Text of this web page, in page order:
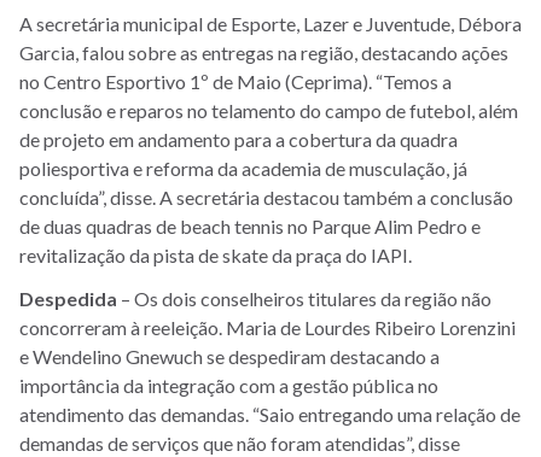
A secretária municipal de Esporte, Lazer e Juventude, Débora
Garcia, falou sobre as entregas na região, destacando ações
no Centro Esportivo 1º de Maio (Ceprima). “Temos a
conclusão e reparos no telamento do campo de futebol, além
de projeto em andamento para a cobertura da quadra
poliesportiva e reforma da academia de musculação, já
concluída”, disse. A secretária destacou também a conclusão
de duas quadras de beach tennis no Parque Alim Pedro e
revitalização da pista de skate da praça do IAPI.
Despedida – Os dois conselheiros titulares da região não
concorreram à reeleição. Maria de Lourdes Ribeiro Lorenzini
e Wendelino Gnewuch se despediram destacando a
importância da integração com a gestão pública no
atendimento das demandas. “Saio entregando uma relação de
demandas de serviços que não foram atendidas”, disse